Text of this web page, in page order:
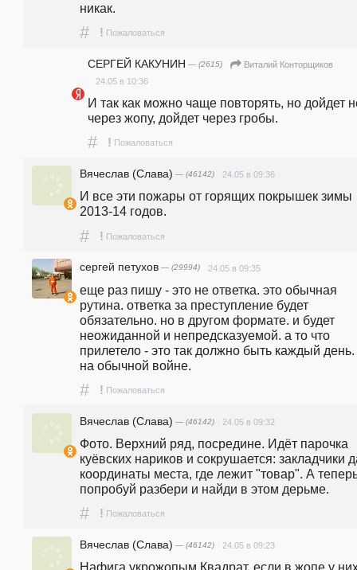
никак.
# ! Пожаловаться
СЕРГЕЙ КАКУНИН — (2615)
Виталий Конторщиков
24.05 в 10:36
И так как можно чаще повторять, но дойдет
через жопу, дойдет через гробы.
# ! Пожаловаться
Вячеслав (Слава) — (46142) 24.05 в 09:36
И все эти пожары от горящих покрышек зимы
2013-14 годов.
# ! Пожаловаться
сергей петухов — (29994) 24.05 в 09:35
еще раз пишу - это не ответка. это обычная
рутина. ответка за преступление будет
обязательно. но в другом формате. и будет
неожиданной и непредсказуемой. а то что
прилетело - это так должно быть каждый день.
на обычной войне.
# ! Пожаловаться
Вячеслав (Слава) — (46142) 24.05 в 09:32
Фото. Верхний ряд, посредине. Идёт парочка
куёвских нариков и сокрушается: закладчики
координаты места, где лежит "товар". А
попробуй разбери и найди в этом дерьме.
# ! Пожаловаться
Вячеслав (Слава) — (46142) 24.05 в 09:23
Нафига укрожопым Квадрат, если в жопе у